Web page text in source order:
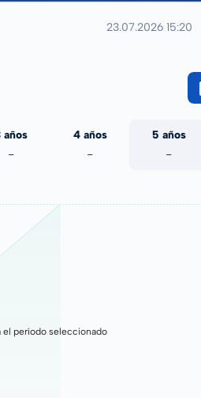
23.07.2026 15:20
años
-
4 años
-
5 años
-
el período seleccionado